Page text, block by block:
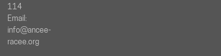
114
Email:
info@ancee-
racee.org